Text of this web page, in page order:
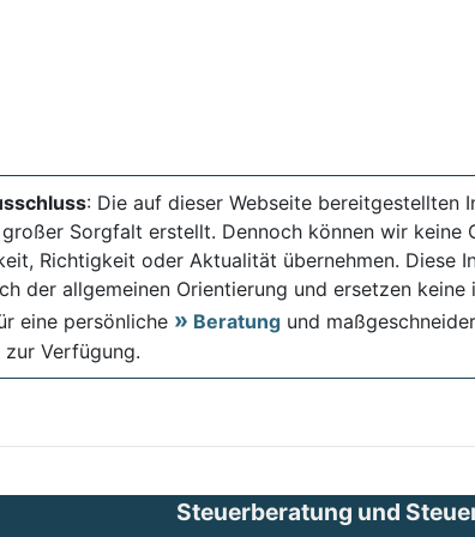
: Die auf dieser Webseite bereitgestellten
Sorgfalt erstellt. Dennoch können wir keine
Richtigkeit oder Aktualität übernehmen. Diese
der allgemeinen Orientierung und ersetzen
eine persönliche
Beratung und
zur Verfügung.
Steuerberatung und